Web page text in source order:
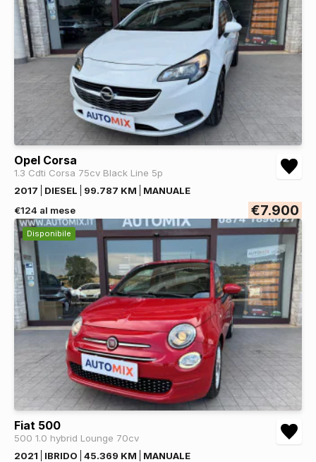
Opel Corsa
1.3 Cdti Corsa 75cv Black Line 5p
2017
DIESEL 99.787 KM
MANUALE
€124 al mese
€7.900
Disponibile
Fiat 500
500 1.0 hybrid Lounge 70cv
2021
IBRIDO 45.369 KM
MANUALE